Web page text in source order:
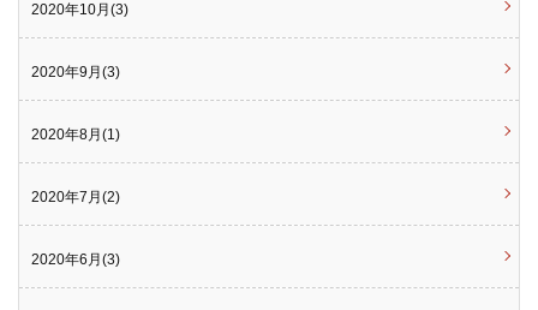
2020年10月(3)
2020年9月(3)
2020年8月(1)
2020年7月(2)
2020年6月(3)